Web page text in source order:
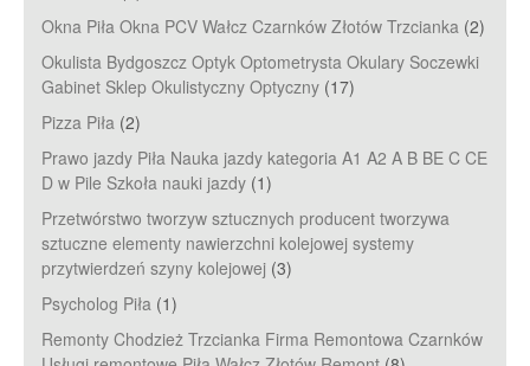
Okna Piła Okna PCV Wałcz Czarnków Złotów Trzcianka (2)
Okulista Bydgoszcz Optyk Optometrysta Okulary Soczewki
Gabinet Sklep Okulistyczny Optyczny (17)
Pizza Piła (2)
Prawo jazdy Piła Nauka jazdy kategoria A1 A2 A B BE C CE
D‎ w Pile Szkoła nauki jazdy (1)
Przetwórstwo tworzyw sztucznych producent tworzywa
sztuczne elementy nawierzchni kolejowej systemy
przytwierdzeń szyny kolejowej (3)
Psycholog Piła (1)
Remonty Chodzież Trzcianka Firma Remontowa Czarnków